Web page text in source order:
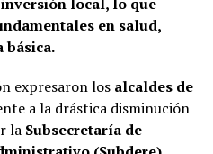
en salud,
básica.
expresaron los alcaldes de
a la drástica disminución
la Subsecretaría de